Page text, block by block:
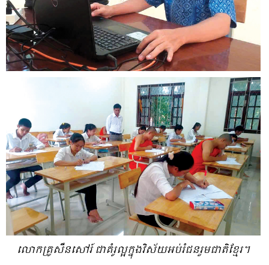
លោក​គ្រូ​សឺន​សៅរ៍ ជា​គំ​រូ​ល្អ​ក្នុង​វិស័យ​អប់រំ​ជន​រួម​ជាតិ​ខ្មែរ។